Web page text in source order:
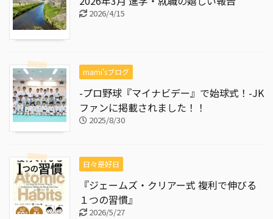
2026/4/15
mami'sブログ
-プロ野球『マイナビデー』で始球式！-JK
ファンに掲載されました！！
2025/8/30
日々是好日
『ジェームズ・クリアー式 複利で伸びる
１つの習慣』
2026/5/27